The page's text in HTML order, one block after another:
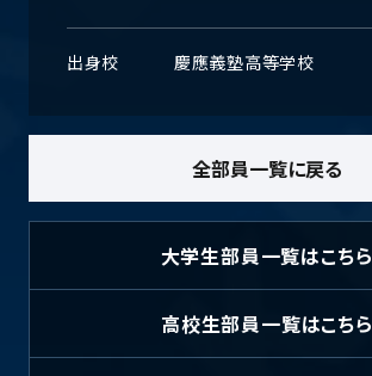
出身校 慶應義塾高等学校
全部員一覧に戻る
大学生部員一覧はこちら
高校生部員一覧はこちら